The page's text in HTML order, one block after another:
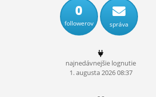
BLOGY
OBRÁZKY
MÔJ PROFIL
0
followerov správa
najnedávnejšie lognutie
1.augusta2026 08:37